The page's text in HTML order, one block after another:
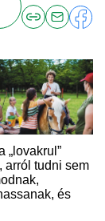
„lovakrul”
arról tudni sem
és